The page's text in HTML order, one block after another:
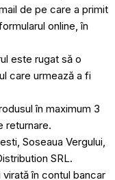
de pe care a primit
online, în
este rugat să o
care urmează a fi
în maximum 3
returnare.
Soseaua Vergului,
SRL.
în contul bancar